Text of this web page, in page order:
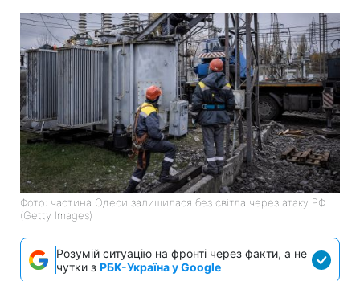
Фото: частина Одеси залишилася без світла через атаку РФ
(Getty Images)
Розумій ситуацію на фронті через факти, а не
чутки з РБК-Україна у Google